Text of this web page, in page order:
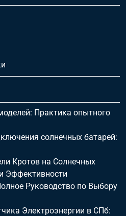
Практика опытного
солнечных батарей:
Кротов на Солнечных
Эффективности
Руководство по Выбору
Электроэнергии в СПб: